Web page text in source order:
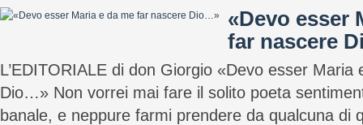
«Devo esser
far nascere
L’EDITORIALE di don Giorgio «Devo esser
Dio…» Non vorrei mai fare il solito poeta
banale, e neppure farmi prendere da qualcuna di